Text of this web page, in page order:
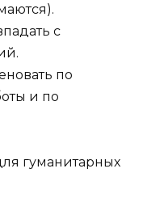
с
по
и по
гуманитарных